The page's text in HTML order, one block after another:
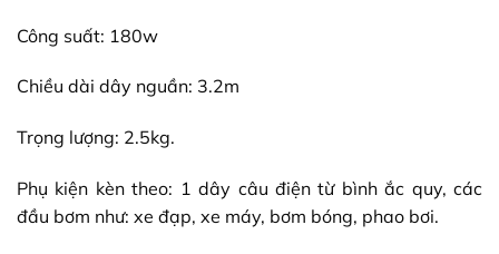
Công suất: 180w
Chiều dài dây nguần: 3.2m
Trọng lượng: 2.5kg.
Phụ kiện kèn theo: 1 dây câu điện từ bình ắc quy, các
đầu bơm như: xe đạp, xe máy, bơm bóng, phao bơi.